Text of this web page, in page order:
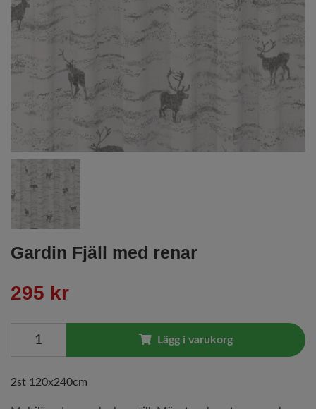
Gardin Fjäll med renar
295 kr
Lägg i varukorg
2st 120x240cm